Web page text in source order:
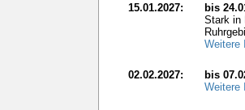
15.01.2027:
bis
Stark in
Weitere
02.02.2027:
bis
Weitere